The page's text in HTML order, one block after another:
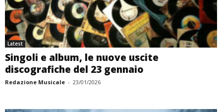
Latest
Singoli e album, le nuove uscite
discografiche del 23 gennaio
Redazione Musicale - 23/01/2026